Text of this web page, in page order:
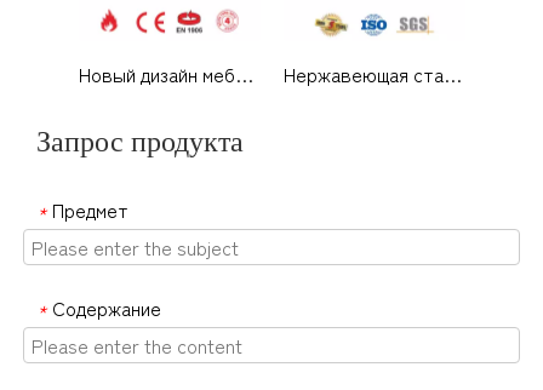
Новый дизайн мебельной фурнитуры EN 1906, полая трубчатая ручка-DDTH012-SSS Нержавеющая сталь, европейская квадратная угловая ручка с полым рычагом-DDTH017-SSS
Запрос продукта
* Предмет
* Содержание